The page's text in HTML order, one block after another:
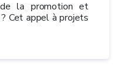
la promotion et
Cet appel à projets